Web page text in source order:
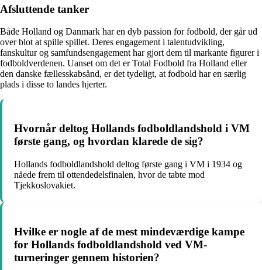
Afsluttende tanker
Både Holland og Danmark har en dyb passion for fodbold, der går ud
over blot at spille spillet. Deres engagement i talentudvikling,
fanskultur og samfundsengagement har gjort dem til markante figurer i
fodboldverdenen. Uanset om det er Total Fodbold fra Holland eller
den danske fællesskabsånd, er det tydeligt, at fodbold har en særlig
plads i disse to landes hjerter.
Hvornår deltog Hollands fodboldlandshold i VM
første gang, og hvordan klarede de sig?
Hollands fodboldlandshold deltog første gang i VM i 1934 og
nåede frem til ottendedelsfinalen, hvor de tabte mod
Tjekkoslovakiet.
Hvilke er nogle af de mest mindeværdige kampe
for Hollands fodboldlandshold ved VM-
turneringer gennem historien?